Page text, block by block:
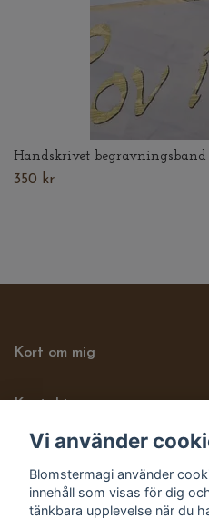
Handskrivet begravningsband
350 kr
Kort om mig
Kontakt
Sociala medier
Vi använder
Blomstermagi använder
innehåll som visas för dig
tänkbara upplevelse när du